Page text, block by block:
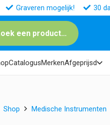
Graveren mogelijk! 30
een product…
CatalogusMerkenAfgeprijsd
Shop Medische Instrumenten